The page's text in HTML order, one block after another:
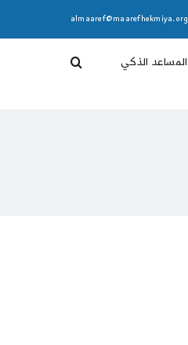
almaaref@maarefhekmiya.org
المساعد الذكي